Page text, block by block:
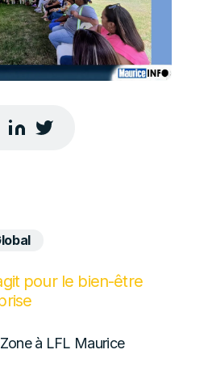
pour le bien-être
à LFL Maurice